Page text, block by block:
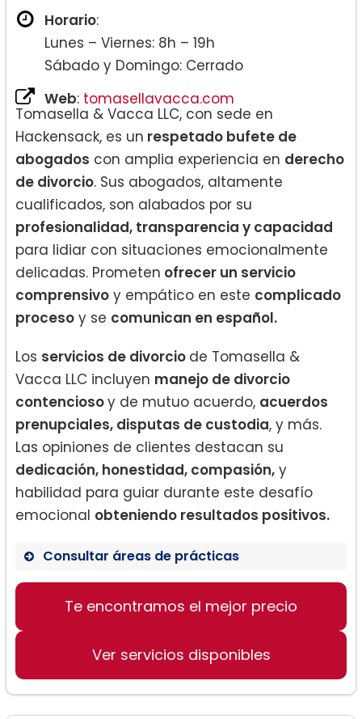
Horario:
Lunes – Viernes: 8h – 19h
Sábado y Domingo: Cerrado
Web: tomasellavacca.com
Tomasella & Vacca LLC, con sede en
Hackensack, es un respetado bufete de
abogados con amplia experiencia en derecho
de divorcio. Sus abogados, altamente
cualificados, son alabados por su
profesionalidad, transparencia y capacidad
para lidiar con situaciones emocionalmente
delicadas. Prometen ofrecer un servicio
comprensivo y empático en este complicado
proceso y se comunican en español.
Los servicios de divorcio de Tomasella &
Vacca LLC incluyen manejo de divorcio
contenciosoy de mutuo acuerdo, acuerdos
prenupciales, disputas de custodia, y más.
Las opiniones de clientes destacan su
dedicación, honestidad, compasión, y
habilidad para guiar durante este desafío
emocional obteniendo resultados positivos.
Consultar áreas de prácticas
Divorcio contencioso y de mutuo
acuerdo
Disputas de custodia
Te encontramos el mejor precio
Ver servicios disponibles